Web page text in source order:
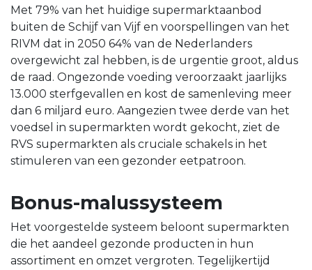
Met 79% van het huidige supermarktaanbod
buiten de Schijf van Vijf en voorspellingen van het
RIVM dat in 2050 64% van de Nederlanders
overgewicht zal hebben, is de urgentie groot, aldus
de raad. Ongezonde voeding veroorzaakt jaarlijks
13.000 sterfgevallen en kost de samenleving meer
dan 6 miljard euro. Aangezien twee derde van het
voedsel in supermarkten wordt gekocht, ziet de
RVS supermarkten als cruciale schakels in het
stimuleren van een gezonder eetpatroon.
Bonus-malussysteem
Het voorgestelde systeem beloont supermarkten
die het aandeel gezonde producten in hun
assortiment en omzet vergroten. Tegelijkertijd